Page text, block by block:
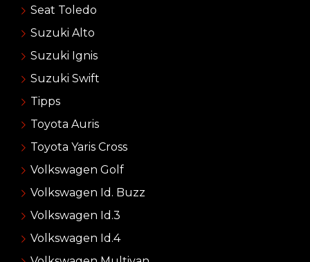
Seat Toledo
Suzuki Alto
Suzuki Ignis
Suzuki Swift
Tipps
Toyota Auris
Toyota Yaris Cross
Volkswagen Golf
Volkswagen Id. Buzz
Volkswagen Id.3
Volkswagen Id.4